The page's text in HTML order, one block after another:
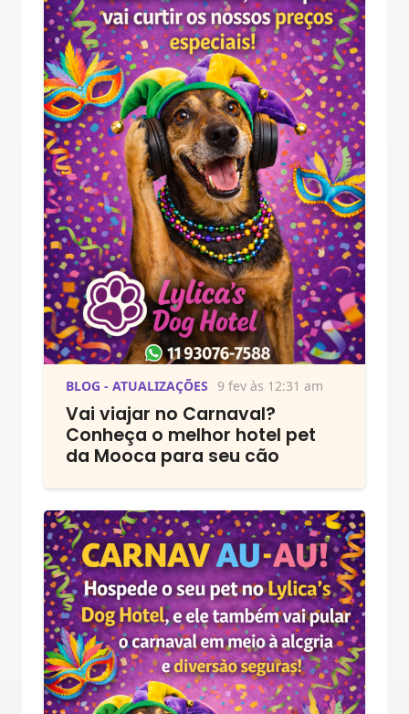
BLOG - ATUALIZAÇÕES 9 fev às 12:31 am
Vai viajar no Carnaval?
Conheça o melhor hotel pet
da Mooca para seu cão